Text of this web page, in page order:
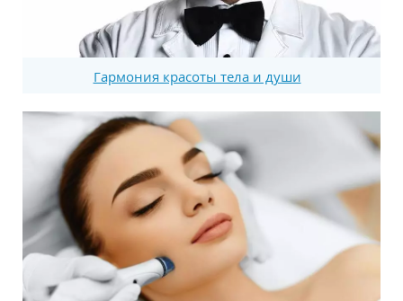
Гармония красоты тела и души